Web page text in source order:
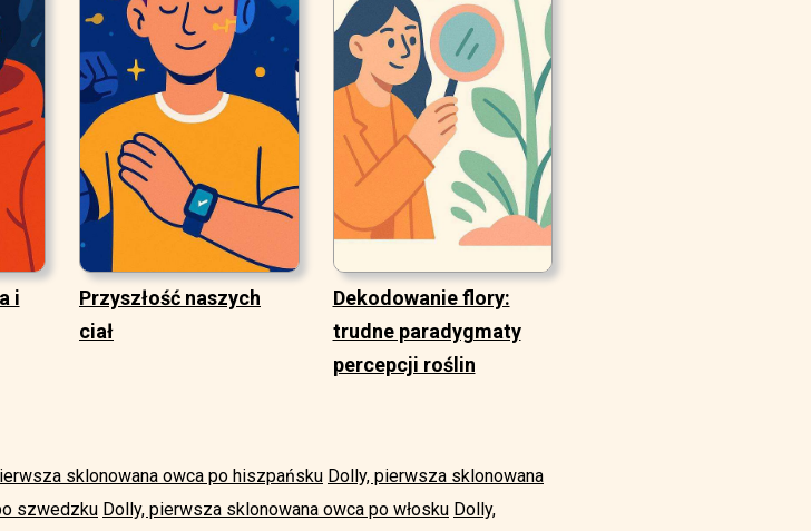
i
Przyszłość naszych
ciał
Dekodowanie flory:
trudne paradygmaty
percepcji roślin
sklonowana owca po hiszpańsku Dolly, pierwsza sklonowana
szwedzku Dolly, pierwsza sklonowana owca po włosku Dolly,